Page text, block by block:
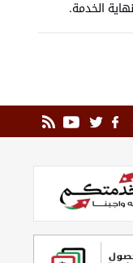
الخدمة.